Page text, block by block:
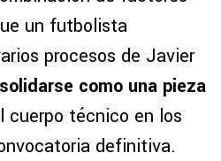
un futbolista
procesos de Javier
como una pieza
cuerpo técnico en los
definitiva.